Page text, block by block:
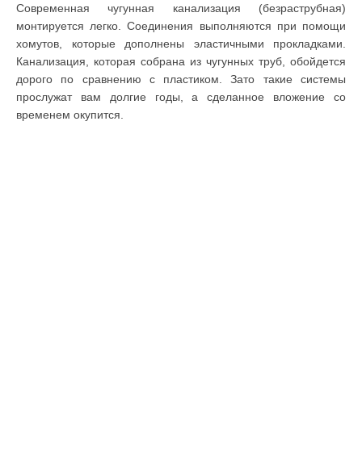
Современная чугунная канализация (безраструбная)
монтируется легко. Соединения выполняются при помощи
хомутов, которые дополнены эластичными прокладками.
Канализация, которая собрана из чугунных труб, обойдется
дорого по сравнению с пластиком. Зато такие системы
прослужат вам долгие годы, а сделанное вложение со
временем окупится.